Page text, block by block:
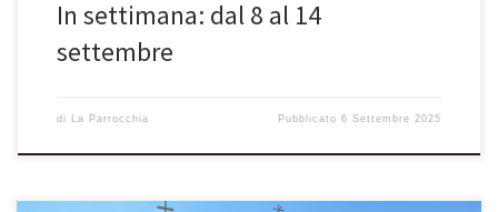
In settimana: dal 8 al 14
settembre
di La Parrocchia Pubblicato6 Settembre 2025